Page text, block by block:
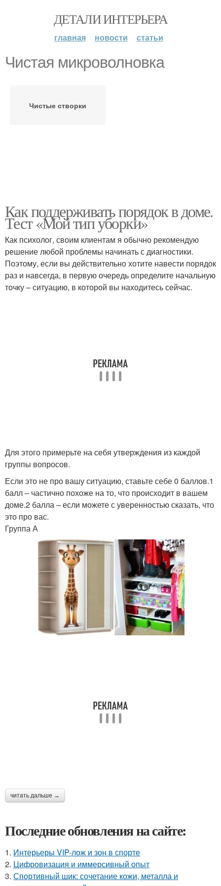
ДЕТАЛИ ИНТЕРЬЕРА
главная новости статьи
Чистая микроволновка
Чистые створки
Как поддерживать порядок в доме.
Тест «Мой тип уборки»
Как психолог, своим клиентам я обычно рекомендую
решение любой проблемы начинать с диагностики.
Поэтому, если вы действительно хотите навести порядок
раз и навсегда, в первую очередь определите начальную
точку – ситуацию, в которой вы находитесь сейчас.
Для этого примерьте на себя утверждения из каждой
группы вопросов.
Если это не про вашу ситуацию, ставьте себе 0 баллов.1
балл – частично похоже на то, что происходит в вашем
доме.2 балла – если можете с уверенностью сказать, что
это про вас.
Группа А
читать дальше →
Последние обновления на сайте:
1. Интерьеры VIP-лож и зон в спорте
2. Цифровизация и иммерсивный опыт
3. Спортивный шик: сочетание кожи, металла и